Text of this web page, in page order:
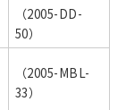
（2005-DD-
50）
（2005-MBL-
33）